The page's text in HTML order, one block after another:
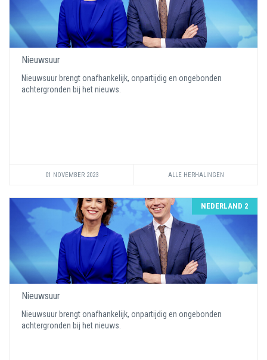
Nieuwsuur
Nieuwsuur brengt onafhankelijk, onpartijdig en ongebonden
achtergronden bij het nieuws.
01 NOVEMBER 2023 ALLE HERHALINGEN
NEDERLAND 2
Nieuwsuur
Nieuwsuur brengt onafhankelijk, onpartijdig en ongebonden
achtergronden bij het nieuws.